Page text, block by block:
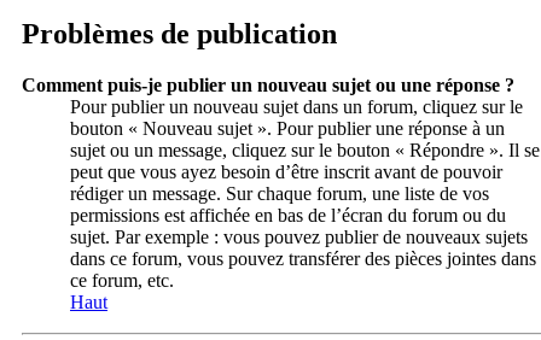
Problèmes de publication
Comment puis-je publier un nouveau sujet ou une réponse ?
Pour publier un nouveau sujet dans un forum, cliquez sur le
bouton « Nouveau sujet ». Pour publier une réponse à un
sujet ou un message, cliquez sur le bouton « Répondre ». Il se
peut que vous ayez besoin d’être inscrit avant de pouvoir
rédiger un message. Sur chaque forum, une liste de vos
permissions est affichée en bas de l’écran du forum ou du
sujet. Par exemple : vous pouvez publier de nouveaux sujets
dans ce forum, vous pouvez transférer des pièces jointes dans
ce forum, etc.
Haut